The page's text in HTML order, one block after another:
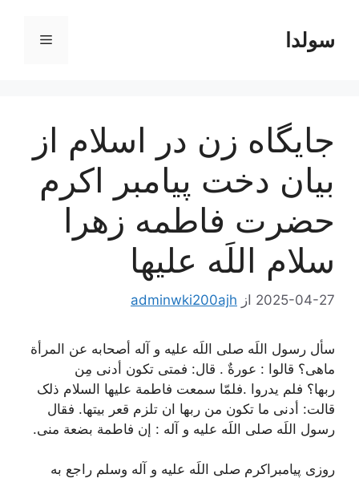
محتواسولدا فهرست
جايگاه زن در اسلام از
بيان دخت پيامبر اكرم
حضرت فاطمه زهرا
سلام اللَه عليها
2025-04-27 از adminwki200ajh
سأل رسول اللَه صلی اللَه علیه و آله أصحابه عن المرأة
ماهی؟ قالوا : عورةٌ . قال: فمتی تکون أدنی مِن
ربها؟ فلم یدروا .فلمّا سمعت فاطمة علیها السلام ذلک
قالت: أدنی ما تکون من ربها ان تلزم قعر بیتها. فقال
رسول اللَه صلی اللَه علیه و آله : إن فاطمة بضعة منی.
روزی پیامبراکرم صلی اللَه علیه و آله وسلم راجع به